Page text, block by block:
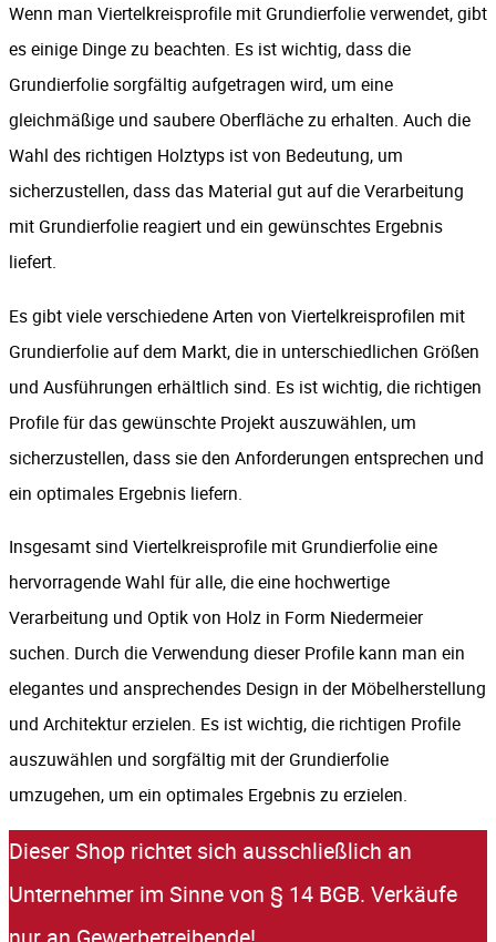
Wenn man Viertelkreisprofile mit Grundierfolie verwendet, gibt
es einige Dinge zu beachten. Es ist wichtig, dass die
Grundierfolie sorgfältig aufgetragen wird, um eine
gleichmäßige und saubere Oberfläche zu erhalten. Auch die
Wahl des richtigen Holztyps ist von Bedeutung, um
sicherzustellen, dass das Material gut auf die Verarbeitung
mit Grundierfolie reagiert und ein gewünschtes Ergebnis
liefert.
Es gibt viele verschiedene Arten von Viertelkreisprofilen mit
Grundierfolie auf dem Markt, die in unterschiedlichen Größen
und Ausführungen erhältlich sind. Es ist wichtig, die richtigen
Profile für das gewünschte Projekt auszuwählen, um
sicherzustellen, dass sie den Anforderungen entsprechen und
ein optimales Ergebnis liefern.
Insgesamt sind Viertelkreisprofile mit Grundierfolie eine
hervorragende Wahl für alle, die eine hochwertige
Verarbeitung und Optik von Holz in Form Niedermeier
suchen. Durch die Verwendung dieser Profile kann man ein
elegantes und ansprechendes Design in der Möbelherstellung
und Architektur erzielen. Es ist wichtig, die richtigen Profile
auszuwählen und sorgfältig mit der Grundierfolie
umzugehen, um ein optimales Ergebnis zu erzielen.
Dieser Shop richtet sich ausschließlich an
Unternehmer im Sinne von § 14 BGB. Verkäufe